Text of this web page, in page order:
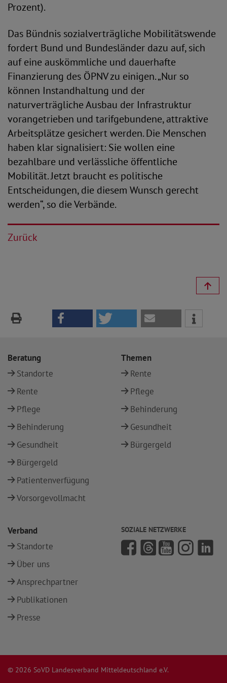
Prozent).
Das Bündnis sozialverträgliche Mobilitätswende
fordert Bund und Bundesländer dazu auf, sich
auf eine auskömmliche und dauerhafte
Finanzierung des ÖPNV zu einigen. „Nur so
können Instandhaltung und der
naturverträgliche Ausbau der Infrastruktur
vorangetrieben und tarifgebundene, attraktive
Arbeitsplätze gesichert werden. Die Menschen
haben klar signalisiert: Sie wollen eine
bezahlbare und verlässliche öffentliche
Mobilität. Jetzt braucht es politische
Entscheidungen, die diesem Wunsch gerecht
werden“, so die Verbände.
Zurück
Beratung
Standorte
Rente
Pflege
Behinderung
Gesundheit
Bürgergeld
Patientenverfügung
Vorsorgevollmacht
Themen
Rente
Pflege
Behinderung
Gesundheit
Bürgergeld
Verband
Standorte
Über uns
Ansprechpartner
Publikationen
Presse
SOZIALE NETZWERKE
© 2026 SoVD Landesverband Mitteldeutschland e.V.